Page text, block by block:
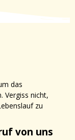
das
Vergiss nicht,
zu
von uns